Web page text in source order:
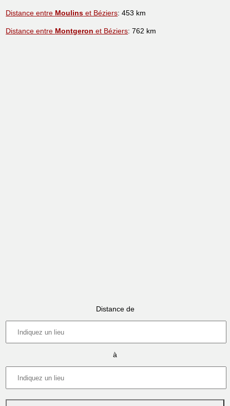
Distance entre Moulins et Béziers: 453 km
Distance entre Montgeron et Béziers: 762 km
Distance de
à